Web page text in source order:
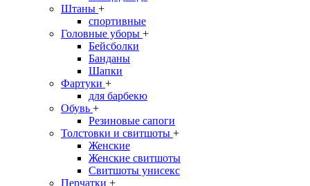
Штаны +
спортивные
Головные уборы +
Бейсболки
Банданы
Шапки
Фартуки +
для барбекю
Обувь +
Резиновые сапоги
Толстовки и свитшоты +
Женские
Женские свитшоты
Свитшоты унисекс
Перчатки +